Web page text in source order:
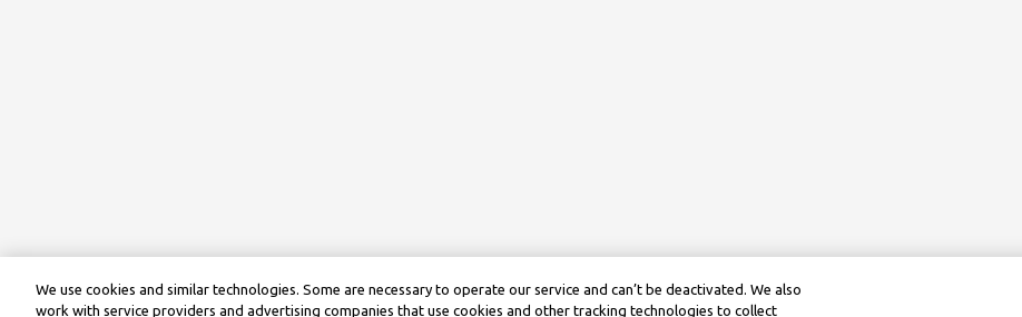
We use cookies and similar technologies. Some are necessary to operate our service and can’t be deactivated. We also
work with service providers and advertising companies that use cookies and other tracking technologies to collect